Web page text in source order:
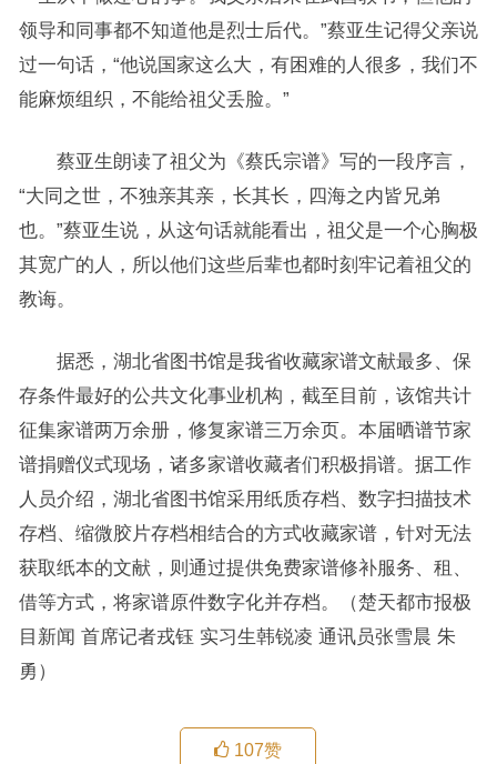
领导和同事都不知道他是烈士后代。”蔡亚生记得父亲说
过一句话，“他说国家这么大，有困难的人很多，我们不
能麻烦组织，不能给祖父丢脸。”
蔡亚生朗读了祖父为《蔡氏宗谱》写的一段序言，
“大同之世，不独亲其亲，长其长，四海之内皆兄弟
也。”蔡亚生说，从这句话就能看出，祖父是一个心胸极
其宽广的人，所以他们这些后辈也都时刻牢记着祖父的
教诲。
据悉，湖北省图书馆是我省收藏家谱文献最多、保
存条件最好的公共文化事业机构，截至目前，该馆共计
征集家谱两万余册，修复家谱三万余页。本届晒谱节家
谱捐赠仪式现场，诸多家谱收藏者们积极捐谱。据工作
人员介绍，湖北省图书馆采用纸质存档、数字扫描技术
存档、缩微胶片存档相结合的方式收藏家谱，针对无法
获取纸本的文献，则通过提供免费家谱修补服务、租、
借等方式，将家谱原件数字化并存档。（楚天都市报极
目新闻 首席记者戎钰 实习生韩锐凌 通讯员张雪晨 朱
勇）
107赞